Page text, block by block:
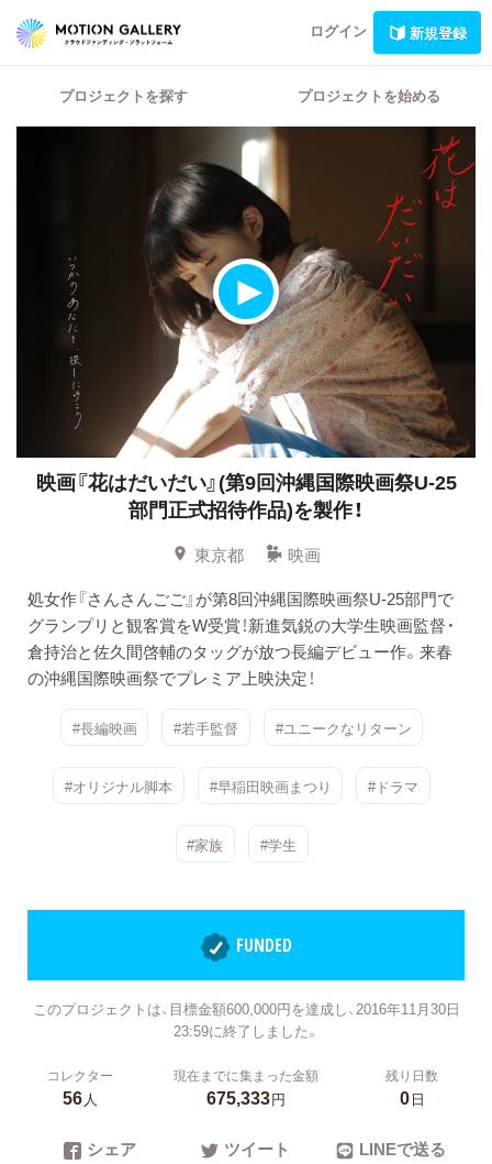
ログイン 新規登録
プロジェクトを探す プロジェクトを始める
映画『花はだいだい』(第9回沖縄国際映画祭U-25
部門正式招待作品)を製作！
東京都
映画
処女作『さんさんごご』が第8回沖縄国際映画祭U-25部門で
グランプリと観客賞をW受賞！新進気鋭の大学生映画監督・
倉持治と佐久間啓輔のタッグが放つ長編デビュー作。来春
の沖縄国際映画祭でプレミア上映決定！
#長編映画 #若手監督 #ユニークなリターン
#オリジナル脚本 #早稲田映画まつり #ドラマ
#家族 #学生
FUNDED
このプロジェクトは、目標金額600,000円を達成し、2016年11月30日
23:59に終了しました。
コレクター
56人
現在までに集まった金額
675,333円
残り日数
0日
シェア ツイート LINEで送る